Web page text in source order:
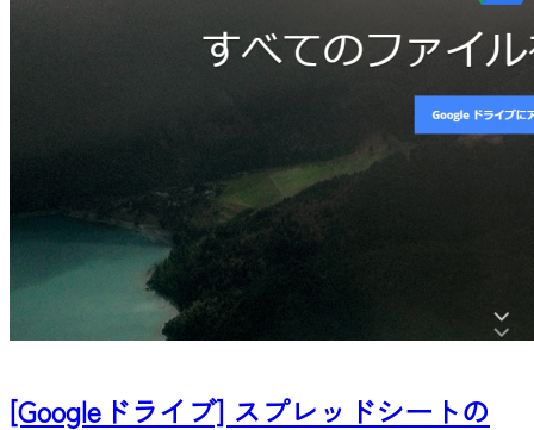
[Googleドライブ] スプレッドシートの